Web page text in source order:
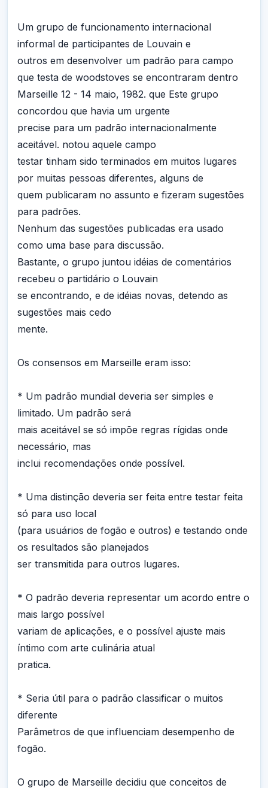
Um grupo de funcionamento internacional
informal de participantes de Louvain e
outros em desenvolver um padrão para campo
que testa de woodstoves se encontraram dentro
Marseille 12 - 14 maio, 1982. que Este grupo
concordou que havia um urgente
precise para um padrão internacionalmente
aceitável. notou aquele campo
testar tinham sido terminados em muitos lugares
por muitas pessoas diferentes, alguns de
quem publicaram no assunto e fizeram sugestões
para padrões.
Nenhum das sugestões publicadas era usado
como uma base para discussão.
Bastante, o grupo juntou idéias de comentários
recebeu o partidário o Louvain
se encontrando, e de idéias novas, detendo as
sugestões mais cedo
mente.
Os consensos em Marseille eram isso:
* Um padrão mundial deveria ser simples e
limitado. Um padrão será
mais aceitável se só impõe regras rígidas onde
necessário, mas
inclui recomendações onde possível.
* Uma distinção deveria ser feita entre testar feita
só para uso local
(para usuários de fogão e outros) e testando onde
os resultados são planejados
ser transmitida para outros lugares.
* O padrão deveria representar um acordo entre o
mais largo possível
variam de aplicações, e o possível ajuste mais
íntimo com arte culinária atual
pratica.
* Seria útil para o padrão classificar o muitos
diferente
Parâmetros de que influenciam desempenho de
fogão.
O grupo de Marseille decidiu que conceitos de